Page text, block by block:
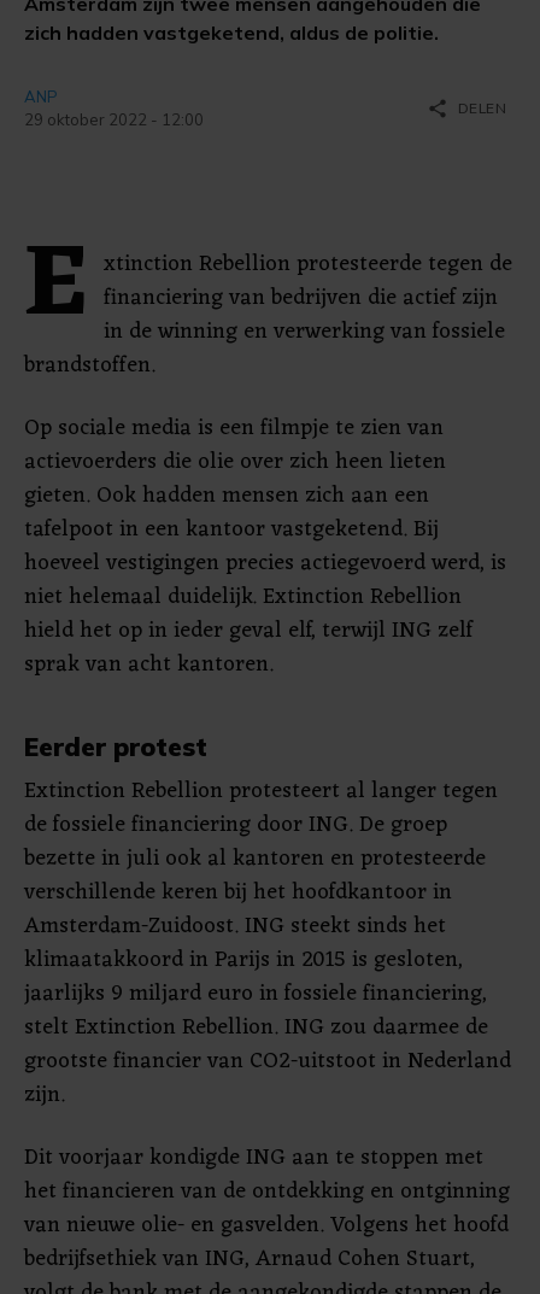
zich hadden vastgeketend, aldus de politie.
ANP
29 oktober 2022 - 12:00
share DELEN
E xtinction Rebellion protesteerde tegen de
financiering van bedrijven die actief zijn
in de winning en verwerking van fossiele
brandstoffen.
Op sociale media is een filmpje te zien van
actievoerders die olie over zich heen lieten
gieten. Ook hadden mensen zich aan een
tafelpoot in een kantoor vastgeketend. Bij
hoeveel vestigingen precies actiegevoerd werd, is
niet helemaal duidelijk. Extinction Rebellion
hield het op in ieder geval elf, terwijl ING zelf
sprak van acht kantoren.
Eerder protest
Extinction Rebellion protesteert al langer tegen
de fossiele financiering door ING. De groep
bezette in juli ook al kantoren en protesteerde
verschillende keren bij het hoofdkantoor in
Amsterdam-Zuidoost. ING steekt sinds het
klimaatakkoord in Parijs in 2015 is gesloten,
jaarlijks 9 miljard euro in fossiele financiering,
stelt Extinction Rebellion. ING zou daarmee de
grootste financier van CO2-uitstoot in Nederland
zijn.
Dit voorjaar kondigde ING aan te stoppen met
het financieren van de ontdekking en ontginning
van nieuwe olie- en gasvelden. Volgens het hoofd
bedrijfsethiek van ING, Arnaud Cohen Stuart,